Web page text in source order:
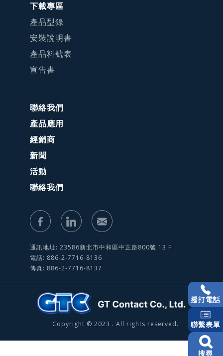
下載專區
產品型錄
安裝說明書
產品料號表
宣告書
聯絡我們
產品應用
經銷商
新聞
活動
聯絡我們
通訊地址: 23586新北市中和區中正路800號 13 F
電話: 886-2-7716-8136
傳真: 886-2-7716-8137
Copyright © 2023 . All rights reserved.
撥打電話
聯繫表單
搜尋